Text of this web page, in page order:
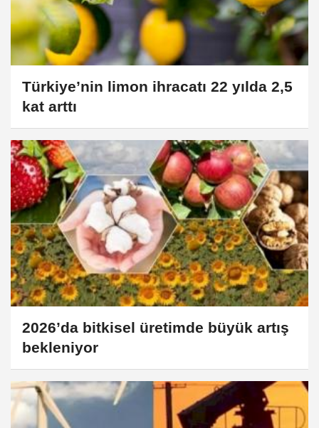
Türkiye’nin limon ihracatı 22 yılda 2,5
kat arttı
2026’da bitkisel üretimde büyük artış
bekleniyor